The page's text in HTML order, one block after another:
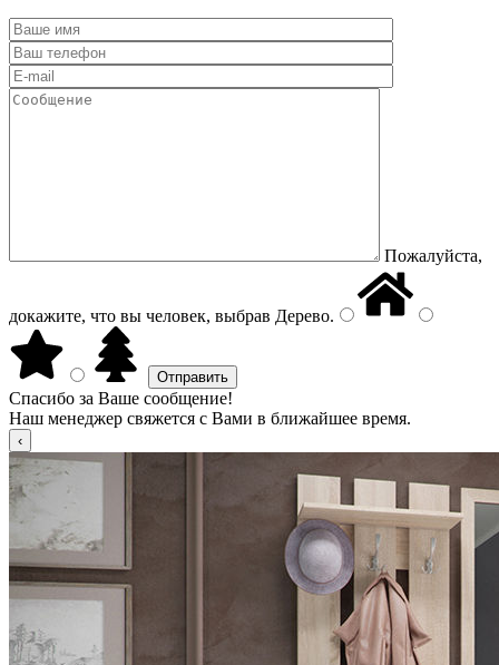
Пожалуйста,
докажите, что вы человек, выбрав Дерево.
Спасибо за Ваше сообщение!
Наш менеджер свяжется с Вами в ближайшее время.